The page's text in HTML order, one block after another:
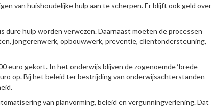
van huishoudelijke hulp aan te scherpen. Er blijft ook geld over
dure hulp worden verwezen. Daarnaast moeten de processen
jongerenwerk, opbouwwerk, preventie, cliëntondersteuning,
euro gekort. In het onderwijs blijven de zogenoemde ‘brede
op. Bij het beleid ter bestrijding van onderwijsachterstanden
van planvorming, beleid en vergunningverlening. Dat